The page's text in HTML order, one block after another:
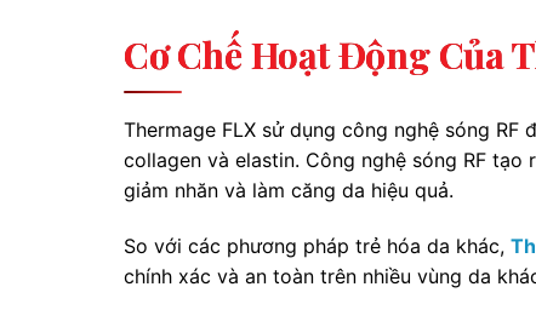
Cơ Chế Hoạt Động Của
Thermage FLX sử dụng công nghệ sóng
collagen và elastin. Công nghệ sóng RF
giảm nhăn và làm căng da hiệu quả.
So với các phương pháp trẻ hóa da khác,
chính xác và an toàn trên nhiều vùng da